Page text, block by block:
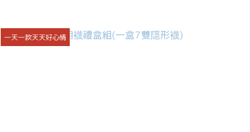
一天一款天天好心情